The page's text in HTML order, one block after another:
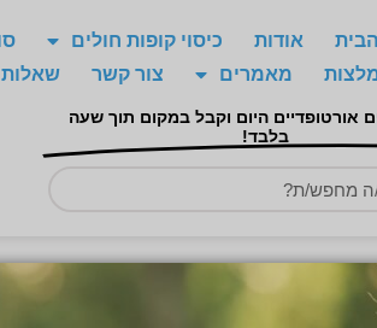
אודות כיסוי קופות חולים
מאמרים צור קשר
אורטופדיים היום וקבל במקום תוך שעה
בלבד!